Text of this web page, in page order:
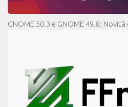
GNOME 50.3 e GNOME 49.8: